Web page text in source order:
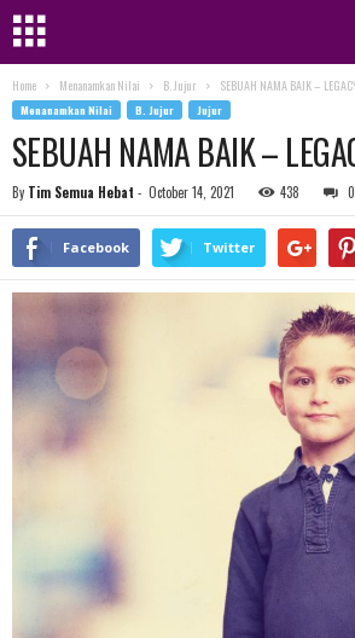
Home Menanamkan Nilai B. Jujur SEBUAH NAMA BAIK –
Menanamkan Nilai B. Jujur Jujur
SEBUAH NAMA BAIK –
By Tim Semua Hebat - October 14, 2021 438 0
Facebook Twitter